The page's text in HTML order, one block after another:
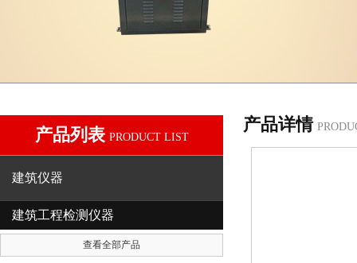
产品详情
产品列表 PRODUCT LIST
建筑仪器
建筑工程检测仪器
查看全部产品